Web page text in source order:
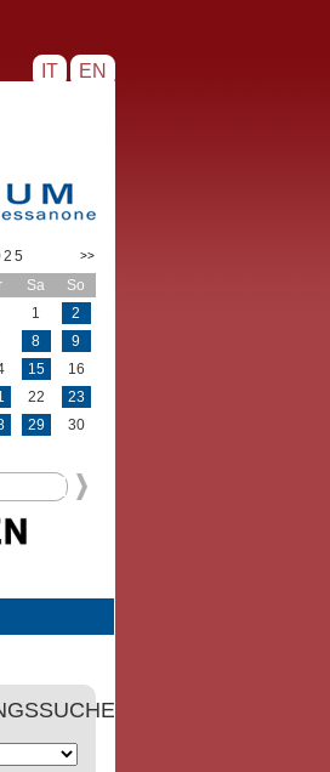
IT EN
>>
Sa
So
1
2
8
9
15
16
22
23
29 30